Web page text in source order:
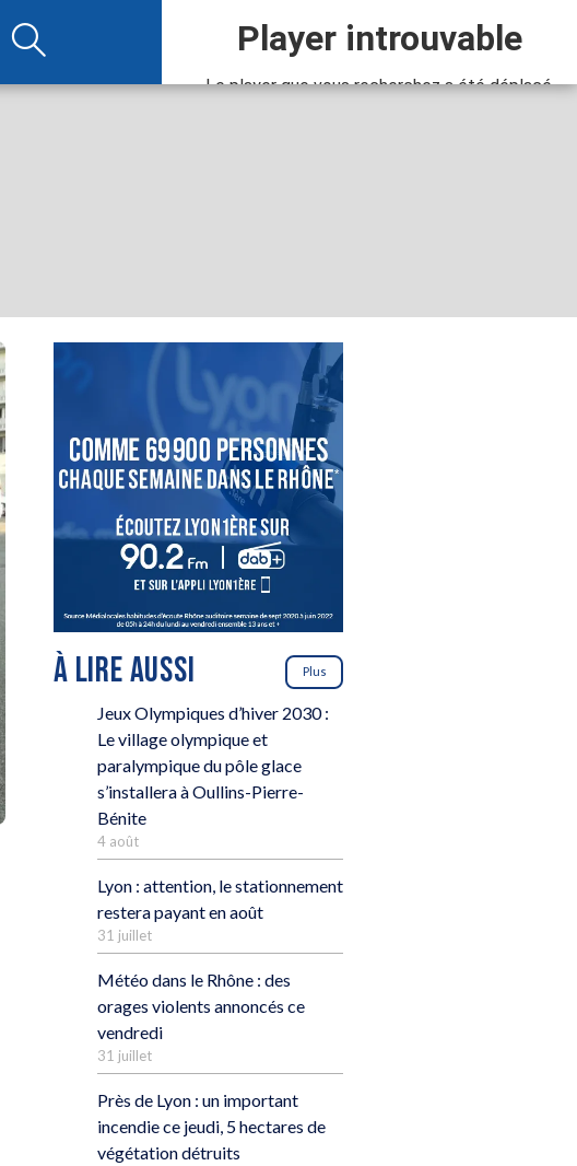
À LIRE AUSSI Plus
Jeux Olympiques d’hiver 2030 :
Le village olympique et
paralympique du pôle glace
s’installera à Oullins-Pierre-
Bénite
4 août
Lyon : attention, le stationnement
restera payant en août
31 juillet
Météo dans le Rhône : des
orages violents annoncés ce
vendredi
31 juillet
Près de Lyon : un important
incendie ce jeudi, 5 hectares de
végétation détruits